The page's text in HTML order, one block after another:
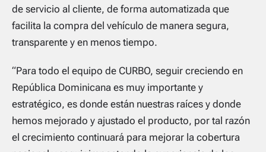
de servicio al cliente, de forma automatizada que
facilita la compra del vehículo de manera segura,
transparente y en menos tiempo.
“Para todo el equipo de CURBO, seguir creciendo en
República Dominicana es muy importante y
estratégico, es donde están nuestras raíces y donde
hemos mejorado y ajustado el producto, por tal razón
el crecimiento continuará para mejorar la cobertura